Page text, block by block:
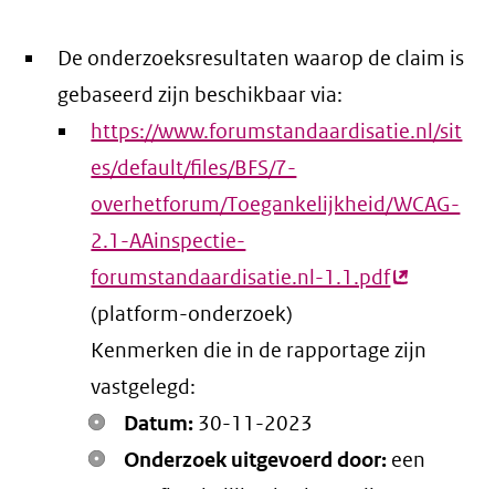
De onderzoeksresultaten waarop de claim is
gebaseerd zijn beschikbaar via:
https://www.forumstandaardisatie.nl/sit
es/default/files/BFS/7-
overhetforum/Toegankelijkheid/WCAG-
2.1-AAinspectie-
forumstandaardisatie.nl-1.1.pdf(externe
(platform-onderzoek)
Kenmerken die in de rapportage zijn
vastgelegd:
Datum: 30-11-2023
Onderzoek uitgevoerd door: een